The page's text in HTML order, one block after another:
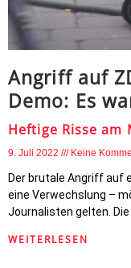
Angriff auf
Demo: Es
Heftige Risse am
9. Juli 2022 Keine
Der brutale Angriff auf
eine Verwechslung –
Journalisten gelten.
WEITERLESEN